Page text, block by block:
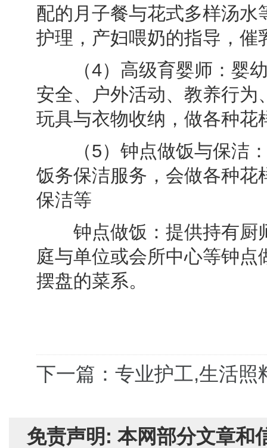
配的月子餐与花式多样汤
护理，产妇喂奶的指导，催
（4）高级育婴师：婴幼
安全、户外活动、教养行
玩具与衣物收纳，做各种花
（5）钟点做饭与保洁：
饭务保洁服务，会做各种
保洁等
钟点做饭：提供持有厨
庭与单位或会所中心等钟
摆盘的菜系。
下一篇：专业护工,生活照
免责声明: 本网部分文章和